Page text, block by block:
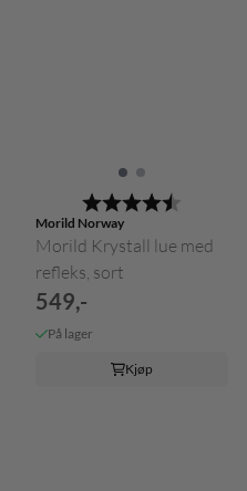
Karakter:
Morild Norway
Morild Krystall lue med
refleks, sort
549,-
På lager
Kjøp